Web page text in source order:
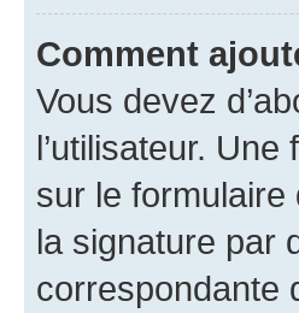
Comment
Vous devez
l’utilisateur.
sur le
la signature par
correspondante